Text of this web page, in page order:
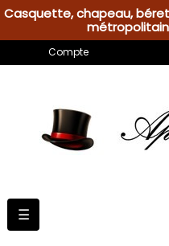
Casquette, chapeau,
Compte
Basculer
la
☰